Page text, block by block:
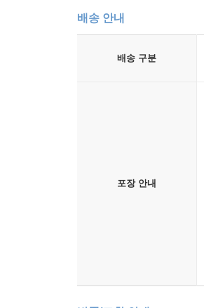
배송 안내
배송 구분
포장 안내